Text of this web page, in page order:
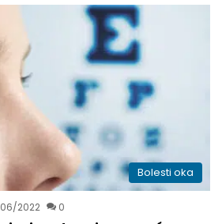
Bolesti oka
2022 0